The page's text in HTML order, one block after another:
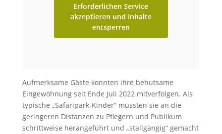
Erforderlichen Service
akzeptieren und Inhalte
entsperren
Aufmerksame Gäste konnten ihre behutsame
Eingewöhnung seit Ende Juli 2022 mitverfolgen. Als
typische „Safaripark-Kinder“ mussten sie an die
geringeren Distanzen zu Pflegern und Publikum
schrittweise herangeführt und „stallgängig“ gemacht